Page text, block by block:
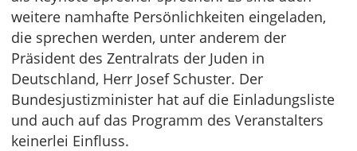
weitere namhafte Persönlichkeiten eingeladen,
die sprechen werden, unter anderem der
Präsident des Zentralrats der Juden in
Deutschland, Herr Josef Schuster. Der
Bundesjustizminister hat auf die Einladungsliste
und auch auf das Programm des Veranstalters
keinerlei Einfluss.